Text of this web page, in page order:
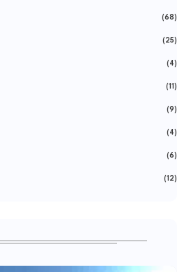
(68)
(25)
(4)
(11)
(9)
(4)
(6)
(12)